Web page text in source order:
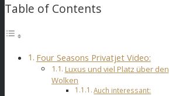
Table of Contents
Four Seasons Privatjet Video:
Luxus und viel Platz über den
Wolken
Auch interessant: